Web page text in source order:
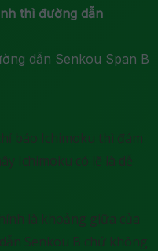
thì đường dẫn
báo Ichimoku thì đám
Ichimoku có lẽ là dễ
là khoảng giữa của
Senkou B chứ không